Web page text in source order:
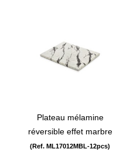
Plateau mélamine
réversible effet marbre
(Ref. ML17012MBL-12pcs)